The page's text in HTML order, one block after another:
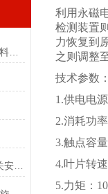
热浪之中的旋转哨兵：耐高温阻旋料位开关在料仓中的阻矩传感与隔绝逻辑
RP-10-B-T1-A-100阻旋式料位开关安装说明
利用永磁
检测装置
力恢复到
之则调整
技术参数
1.供电电
2.消耗功
3.触点容
4.叶片转
5.力矩：